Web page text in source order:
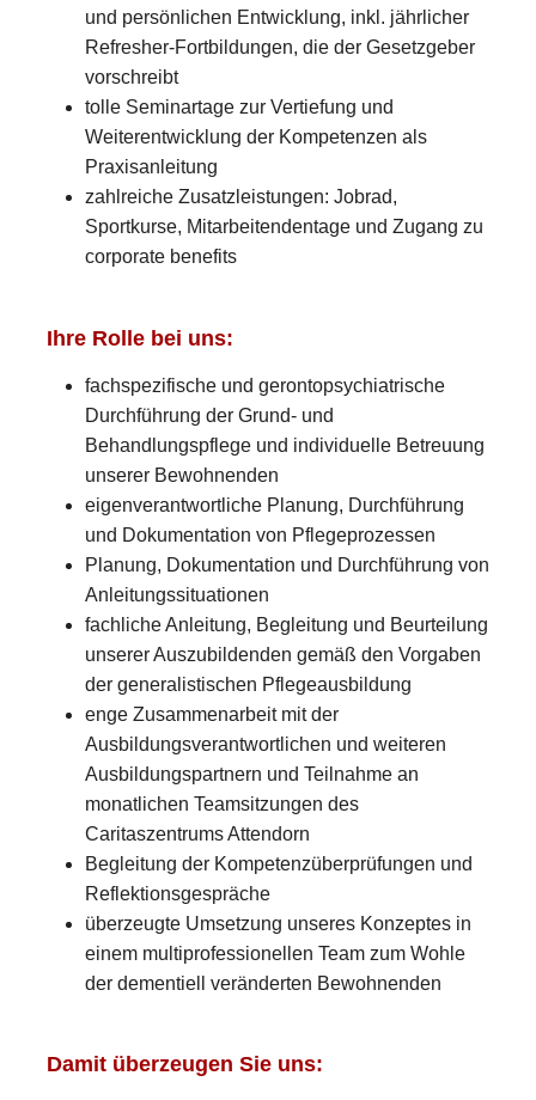
und persönlichen Entwicklung, inkl. jährlicher
Refresher-Fortbildungen, die der Gesetzgeber
vorschreibt
tolle Seminartage zur Vertiefung und
Weiterentwicklung der Kompetenzen als
Praxisanleitung
zahlreiche Zusatzleistungen: Jobrad,
Sportkurse, Mitarbeitendentage und Zugang zu
corporate benefits
Ihre Rolle bei uns:
fachspezifische und gerontopsychiatrische
Durchführung der Grund- und
Behandlungspflege und individuelle Betreuung
unserer Bewohnenden
eigenverantwortliche Planung, Durchführung
und Dokumentation von Pflegeprozessen
Planung, Dokumentation und Durchführung von
Anleitungssituationen
fachliche Anleitung, Begleitung und Beurteilung
unserer Auszubildenden gemäß den Vorgaben
der generalistischen Pflegeausbildung
enge Zusammenarbeit mit der
Ausbildungsverantwortlichen und weiteren
Ausbildungspartnern und Teilnahme an
monatlichen Teamsitzungen des
Caritaszentrums Attendorn
Begleitung der Kompetenzüberprüfungen und
Reflektionsgespräche
überzeugte Umsetzung unseres Konzeptes in
einem multiprofessionellen Team zum Wohle
der dementiell veränderten Bewohnenden
Damit überzeugen Sie uns: